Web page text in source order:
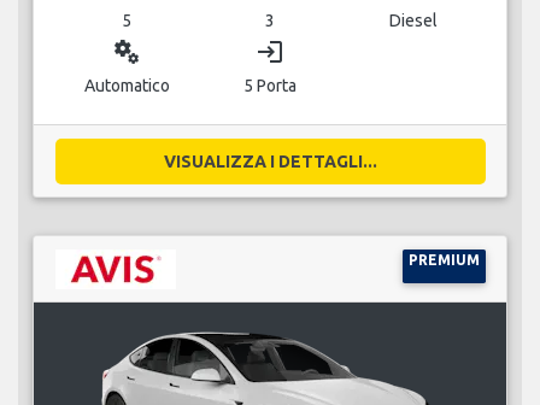
5 3 Diesel
miscellaneous_services
Automatico
login
5 Porta
VISUALIZZA I DETTAGLI...
PREMIUM